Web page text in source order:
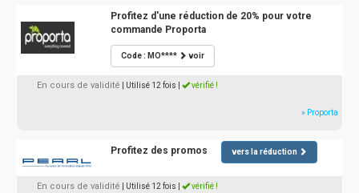
Profitez d'une réduction de 20% pour votre
commande Proporta
Code : MO**** voir
En cours de validité | Utilisé 12 fois vérifié !
» Proporta
Profitez des promos vers la réduction
En cours de validité | Utilisé 12 fois vérifié !